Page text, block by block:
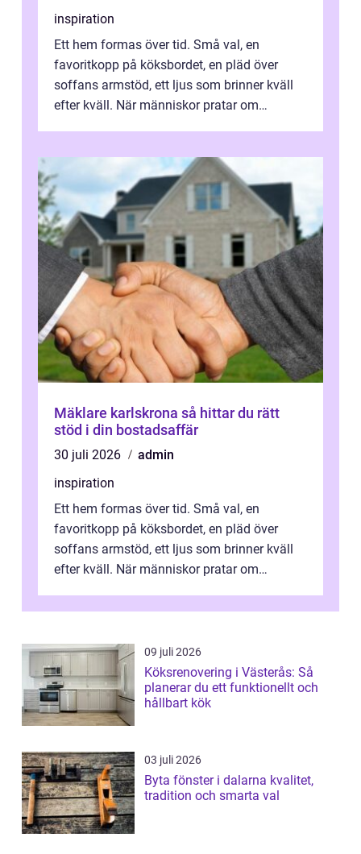
inspiration
Ett hem formas över tid. Små val, en
favoritkopp på köksbordet, en pläd över
soffans armstöd, ett ljus som brinner kväll
efter kväll. När människor pratar om
Mäklare karlskrona så hittar du rätt
stöd i din bostadsaffär
30 juli 2026
admin
inspiration
Ett hem formas över tid. Små val, en
favoritkopp på köksbordet, en pläd över
soffans armstöd, ett ljus som brinner kväll
efter kväll. När människor pratar om
fä...
09 juli 2026
Köksrenovering i Västerås: Så
planerar du ett funktionellt och
hållbart kök
03 juli 2026
Byta fönster i dalarna kvalitet,
tradition och smarta val